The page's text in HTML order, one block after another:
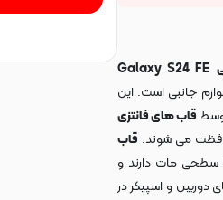
Galaxy S24 FE
جانبی است. این
قاب های فانتزی
می شوند. قاب
سطحی مات دارند و
و اسپیکر در